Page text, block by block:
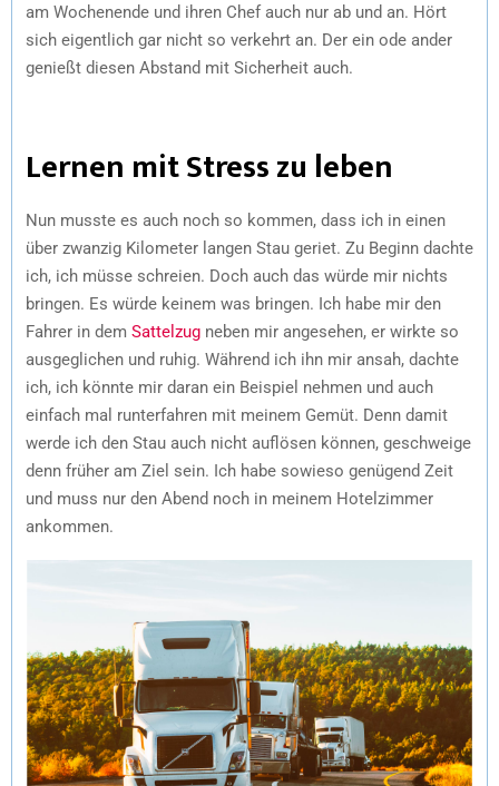
am Wochenende und ihren Chef auch nur ab und an. Hört
sich eigentlich gar nicht so verkehrt an. Der ein ode ander
genießt diesen Abstand mit Sicherheit auch.
Lernen mit Stress zu leben
Nun musste es auch noch so kommen, dass ich in einen
über zwanzig Kilometer langen Stau geriet. Zu Beginn dachte
ich, ich müsse schreien. Doch auch das würde mir nichts
bringen. Es würde keinem was bringen. Ich habe mir den
Fahrer in dem Sattelzug neben mir angesehen, er wirkte so
ausgeglichen und ruhig. Während ich ihn mir ansah, dachte
ich, ich könnte mir daran ein Beispiel nehmen und auch
einfach mal runterfahren mit meinem Gemüt. Denn damit
werde ich den Stau auch nicht auflösen können, geschweige
denn früher am Ziel sein. Ich habe sowieso genügend Zeit
und muss nur den Abend noch in meinem Hotelzimmer
ankommen.